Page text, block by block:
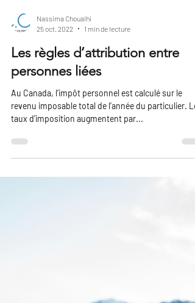
25 oct. 2022
1 min de lecture
Les règles d’attribution entre
personnes liées
Au Canada, l’impôt personnel est calculé sur le
taux d’imposition augmentent par...